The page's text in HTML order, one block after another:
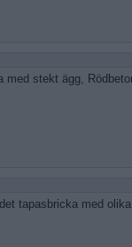
med stekt ägg,
tapasbricka med